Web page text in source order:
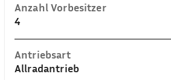
Anzahl Vorbesitzer
4
Antriebsart
Allradantrieb